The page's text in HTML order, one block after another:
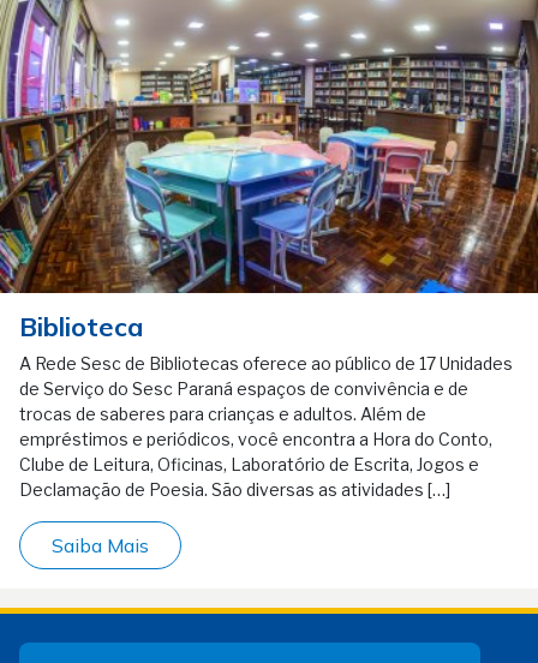
Biblioteca
A Rede Sesc de Bibliotecas oferece ao público de 17 Unidades
de Serviço do Sesc Paraná espaços de convivência e de
trocas de saberes para crianças e adultos. Além de
empréstimos e periódicos, você encontra a Hora do Conto,
Clube de Leitura, Oficinas, Laboratório de Escrita, Jogos e
Declamação de Poesia. São diversas as atividades […]
Saiba Mais